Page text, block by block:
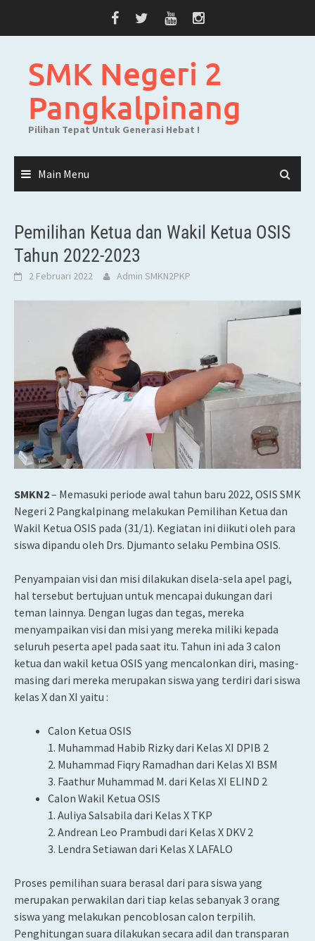
SMK Negeri 2
Pangkalpinang
Pilihan Tepat Untuk Generasi Hebat !
Main Menu
Pemilihan Ketua dan Wakil Ketua OSIS
Tahun 2022-2023
2 Februari 2022 Admin SMKN2PKP
SMKN2– Memasuki periode awal tahun baru 2022, OSIS SMK
Negeri 2 Pangkalpinang melakukan Pemilihan Ketua dan
Wakil Ketua OSIS pada (31/1). Kegiatan ini diikuti oleh para
siswa dipandu oleh Drs. Djumanto selaku Pembina OSIS.
Penyampaian visi dan misi dilakukan disela-sela apel pagi,
hal tersebut bertujuan untuk mencapai dukungan dari
teman lainnya. Dengan lugas dan tegas, mereka
menyampaikan visi dan misi yang mereka miliki kepada
seluruh peserta apel pada saat itu. Tahun ini ada 3 calon
ketua dan wakil ketua OSIS yang mencalonkan diri, masing-
masing dari mereka merupakan siswa yang terdiri dari siswa
kelas X dan XI yaitu :
Calon Ketua OSIS
1. Muhammad Habib Rizky dari Kelas XI DPIB 2
2. Muhammad Fiqry Ramadhan dari Kelas XI BSM
3. Faathur Muhammad M. dari Kelas XI ELIND 2
Calon Wakil Ketua OSIS
1. Auliya Salsabila dari Kelas X TKP
2. Andrean Leo Prambudi dari Kelas X DKV 2
3. Lendra Setiawan dari Kelas X LAFALO
Proses pemilihan suara berasal dari para siswa yang
merupakan perwakilan dari tiap kelas sebanyak 3 orang
siswa yang melakukan pencoblosan calon terpilih.
Penghitungan suara dilakukan secara adil dan transparan